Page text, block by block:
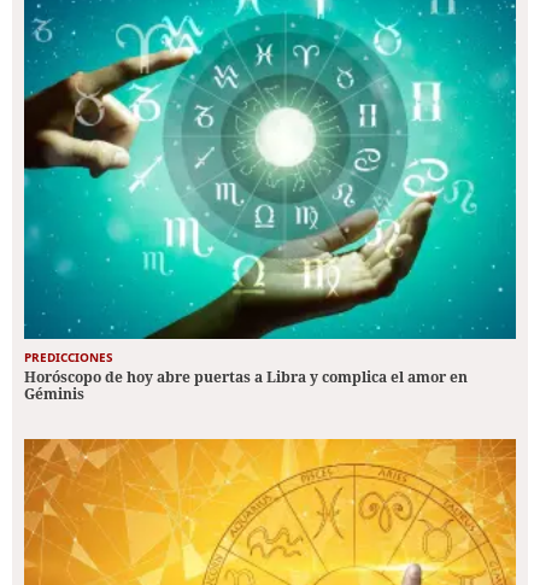
PREDICCIONES
Horóscopo de hoy abre puertas a Libra y complica el amor en
Géminis